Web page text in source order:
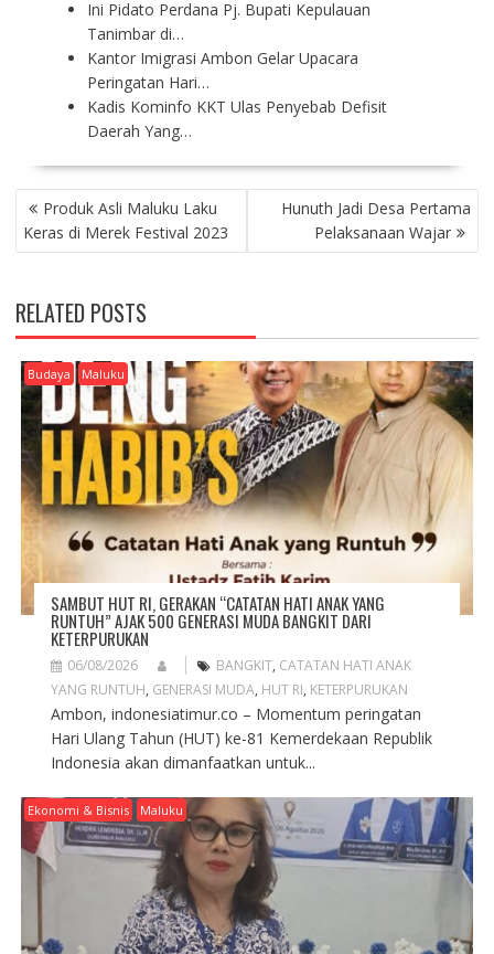
Ini Pidato Perdana Pj. Bupati Kepulauan
Tanimbar di…
Kantor Imigrasi Ambon Gelar Upacara
Peringatan Hari…
Kadis Kominfo KKT Ulas Penyebab Defisit
Daerah Yang…
P
O
S
N
A
V
G
A
T
O
N
Produk Asli Maluku Laku
Keras di Merek Festival 2023
Hunuth Jadi Desa Pertama
Pelaksanaan Wajar
RELATED POSTS
Budaya Maluku
SAMBUT HUT RI, GERAKAN “CATATAN HATI ANAK YANG
RUNTUH” AJAK 500 GENERASI MUDA BANGKIT DARI
KETERPURUKAN
06/08/2026 BANGKIT, CATATAN HATI ANAK
YANG RUNTUH, GENERASI MUDA, HUT RI, KETERPURUKAN
Ambon, indonesiatimur.co – Momentum peringatan
Hari Ulang Tahun (HUT) ke-81 Kemerdekaan Republik
Indonesia akan dimanfaatkan untuk...
Ekonomi & Bisnis Maluku